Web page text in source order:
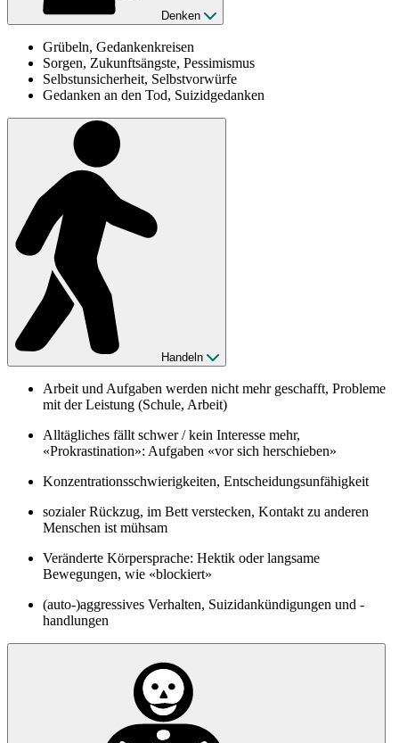
Denken
Grübeln, Gedankenkreisen
Sorgen, Zukunftsängste, Pessimismus
Selbstunsicherheit, Selbstvorwürfe
Gedanken an den Tod, Suizidgedanken
Handeln
Arbeit und Aufgaben werden nicht mehr geschafft, Probleme
mit der Leistung (Schule, Arbeit)
Alltägliches fällt schwer / kein Interesse mehr,
«Prokrastination»: Aufgaben «vor sich herschieben»
Konzentrationsschwierigkeiten, Entscheidungsunfähigkeit
sozialer Rückzug, im Bett verstecken, Kontakt zu anderen
Menschen ist mühsam
Veränderte Körpersprache: Hektik oder langsame
Bewegungen, wie «blockiert»
(auto-)aggressives Verhalten, Suizidankündigungen und -
handlungen